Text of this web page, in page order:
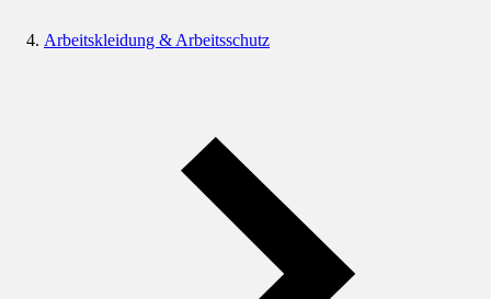
Arbeitskleidung & Arbeitsschutz